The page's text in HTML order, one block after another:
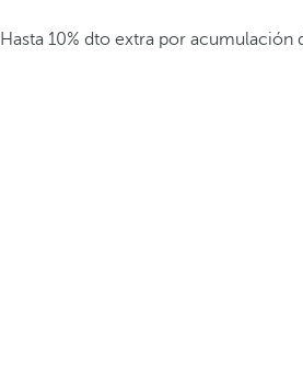
Hasta 10% dto extra por acumulación